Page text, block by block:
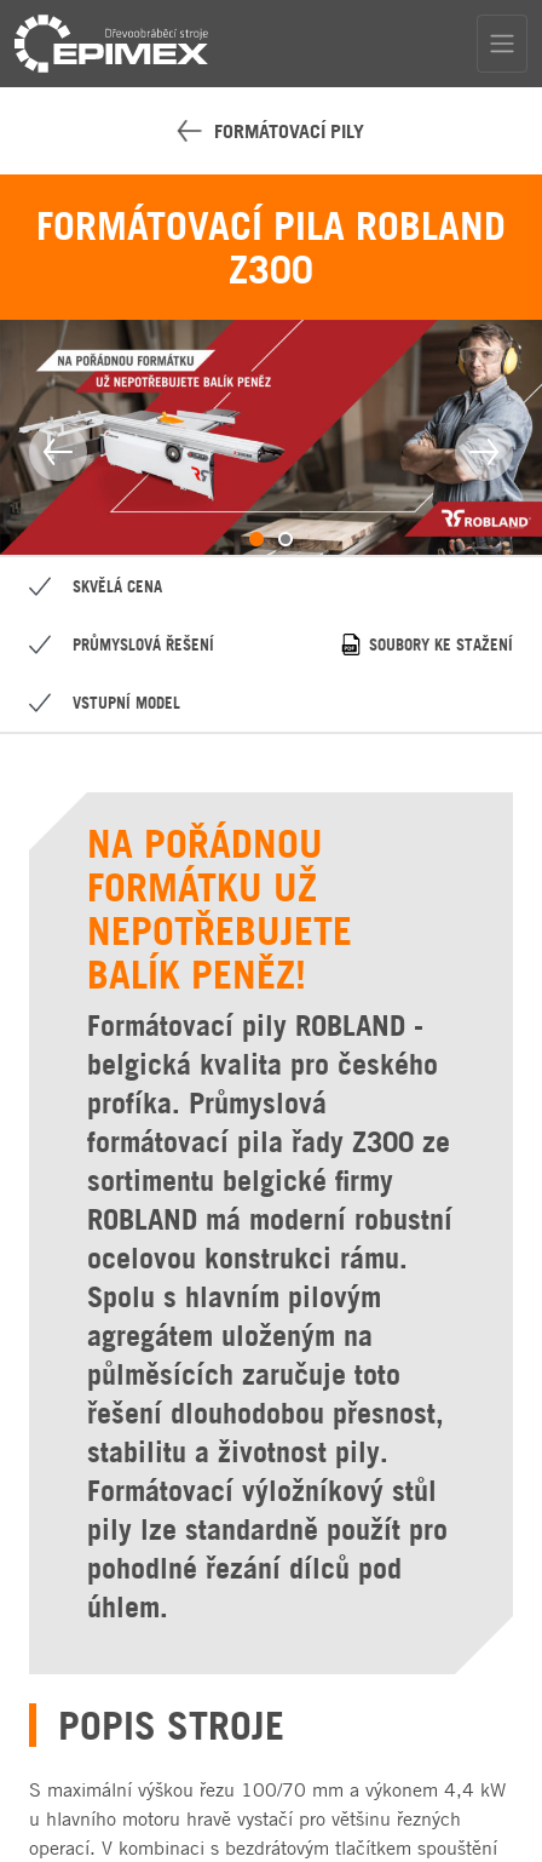
FORMÁTOVACÍ PILY
FORMÁTOVACÍ PILA ROBLAND
Z300
SKVĚLÁ CENA
PRŮMYSLOVÁ ŘEŠENÍ
VSTUPNÍ MODEL
SOUBORY KE STAŽENÍ
NA POŘÁDNOU
FORMÁTKU UŽ
NEPOTŘEBUJETE
BALÍK PENĚZ!
Formátovací pily ROBLAND -
belgická kvalita pro českého
profíka. Průmyslová
formátovací pila řady Z300 ze
sortimentu belgické firmy
ROBLAND má moderní robustní
ocelovou konstrukci rámu.
Spolu s hlavním pilovým
agregátem uloženým na
půlměsících zaručuje toto
řešení dlouhodobou přesnost,
stabilitu a životnost pily.
Formátovací výložníkový stůl
pily lze standardně použít pro
pohodlné řezání dílců pod
úhlem.
POPIS STROJE
S maximální výškou řezu 100/70 mm a výkonem 4,4 kW
u hlavního motoru hravě vystačí pro většinu řezných
operací. V kombinaci s bezdrátovým tlačítkem spouštění